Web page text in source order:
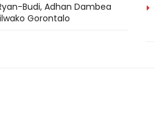
Budi, Adhan Dambea
Gorontalo